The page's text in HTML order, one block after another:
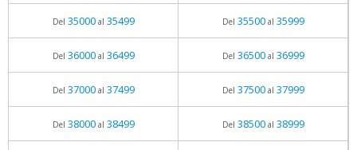
Del 35000al 35499 Del 35500al 35999
Del 36000al 36499 Del 36500al 36999
Del 37000al 37499 Del 37500al 37999
Del 38000al 38499 Del 38500al 38999